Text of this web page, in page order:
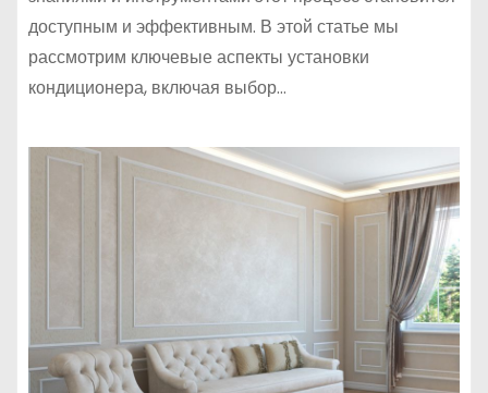
доступным и эффективным. В этой статье мы
рассмотрим ключевые аспекты установки
кондиционера, включая выбор…